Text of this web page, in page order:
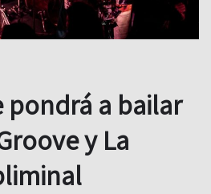
pondrá a bailar
y La